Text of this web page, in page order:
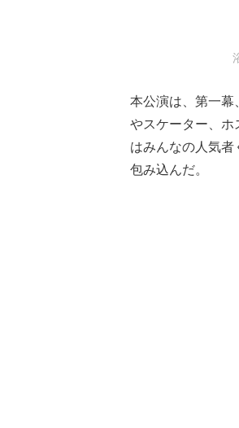
本公演は、第一
やスケーター、
はみんなの人気
包み込んだ。